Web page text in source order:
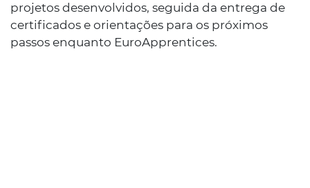
projetos desenvolvidos, seguida da entrega de
certificados e orientações para os próximos
passos enquanto EuroApprentices.